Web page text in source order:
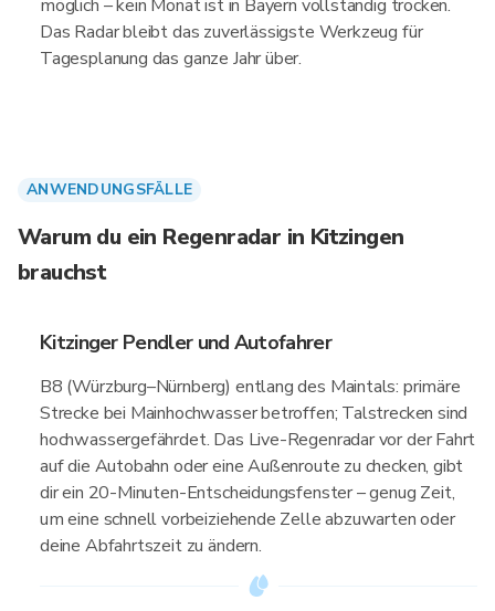
möglich – kein Monat ist in Bayern vollständig trocken.
Das Radar bleibt das zuverlässigste Werkzeug für
Tagesplanung das ganze Jahr über.
ANWENDUNGSFÄLLE
Warum du ein Regenradar in Kitzingen
brauchst
Kitzinger Pendler und Autofahrer
B8 (Würzburg–Nürnberg) entlang des Maintals: primäre
Strecke bei Mainhochwasser betroffen; Talstrecken sind
hochwassergefährdet. Das Live-Regenradar vor der Fahrt
auf die Autobahn oder eine Außenroute zu checken, gibt
dir ein 20-Minuten-Entscheidungsfenster – genug Zeit,
um eine schnell vorbeiziehende Zelle abzuwarten oder
deine Abfahrtszeit zu ändern.